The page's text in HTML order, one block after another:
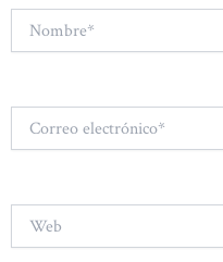
electrónico*